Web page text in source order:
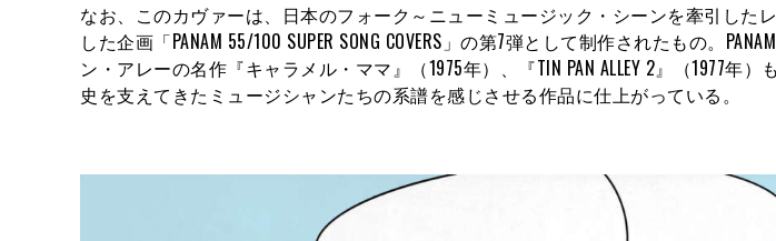
なお、このカヴァーは、日本のフォーク～ニューミュージック・シーンを牽引したレ
した企画「PANAM 55/100 SUPER SONG COVERS」の第7弾として制作されたもの。
ン・アレーの名作『キャラメル・ママ』（1975年）、『TIN PAN ALLEY 2』（1977年
史を支えてきたミュージシャンたちの系譜を感じさせる作品に仕上がっている。